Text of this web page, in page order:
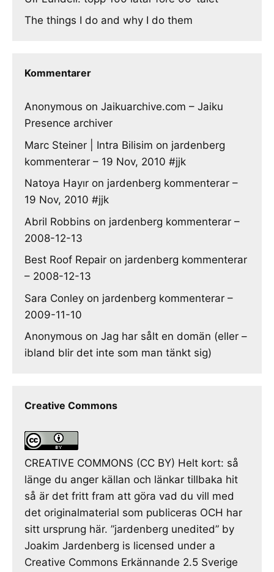
The things I do and why I do them
Kommentarer
Anonymous on Jaikuarchive.com – Jaiku
Presence archiver
Marc Steiner | Intra Bilisim on jardenberg
kommenterar – 19 Nov, 2010 #jjk
Natoya Hayır on jardenberg kommenterar –
19 Nov, 2010 #jjk
Abril Robbins on jardenberg kommenterar –
2008-12-13
Best Roof Repair on jardenberg kommenterar
– 2008-12-13
Sara Conley on jardenberg kommenterar –
2009-11-10
Anonymous on Jag har sålt en domän (eller –
ibland blir det inte som man tänkt sig)
Creative Commons
CREATIVE COMMONS (CC BY) Helt kort: så
länge du anger källan och länkar tillbaka hit
så är det fritt fram att göra vad du vill med
det originalmaterial som publiceras OCH har
sitt ursprung här. ”jardenberg unedited” by
Joakim Jardenberg is licensed under a
Creative Commons Erkännande 2.5 Sverige